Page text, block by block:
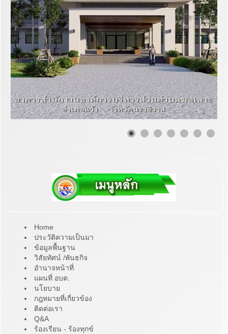
Home
ประวัติความเป็นมา
ข้อมูลพื้นฐาน
วิสัยทัศน์ /พันธกิจ
อำนาจหน้าที่
แผนที่ อบต.
นโยบาย
กฎหมายที่เกี่ยวข้อง
ติดต่อเรา
Q&A
ร้องเรียน - ร้องทุกข์